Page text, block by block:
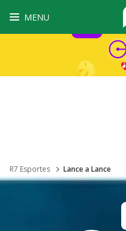
MENU
R7 Esportes Lance a Lance